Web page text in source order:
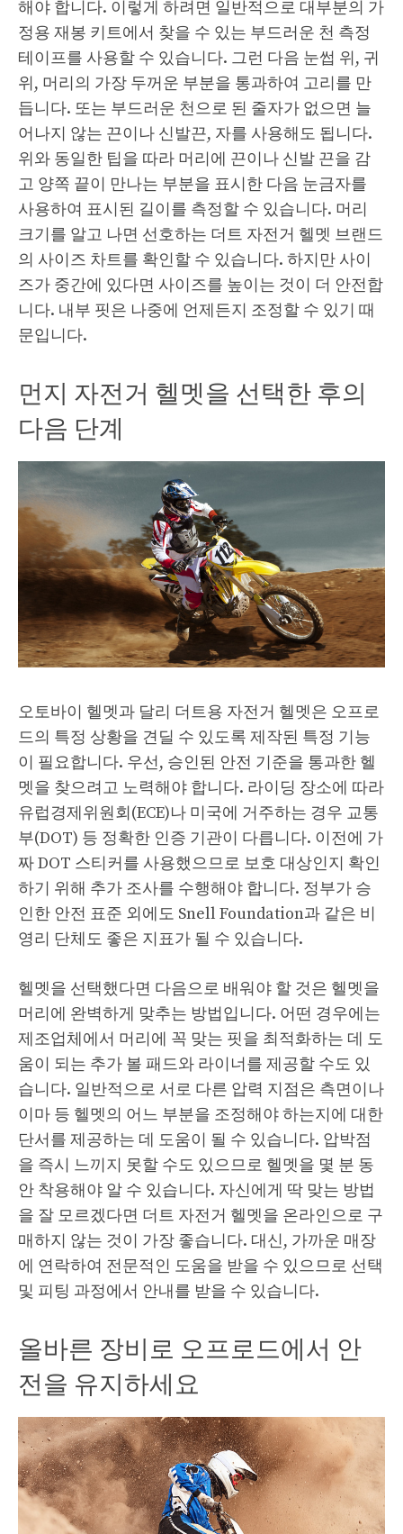
해야 합니다. 이렇게 하려면 일반적으로 대부분의 가
정용 재봉 키트에서 찾을 수 있는 부드러운 천 측정
테이프를 사용할 수 있습니다. 그런 다음 눈썹 위, 귀
위, 머리의 가장 두꺼운 부분을 통과하여 고리를 만
듭니다. 또는 부드러운 천으로 된 줄자가 없으면 늘
어나지 않는 끈이나 신발끈, 자를 사용해도 됩니다.
위와 동일한 팁을 따라 머리에 끈이나 신발 끈을 감
고 양쪽 끝이 만나는 부분을 표시한 다음 눈금자를
사용하여 표시된 길이를 측정할 수 있습니다. 머리
크기를 알고 나면 선호하는 더트 자전거 헬멧 브랜드
의 사이즈 차트를 확인할 수 있습니다. 하지만 사이
즈가 중간에 있다면 사이즈를 높이는 것이 더 안전합
니다. 내부 핏은 나중에 언제든지 조정할 수 있기 때
문입니다.
먼지 자전거 헬멧을 선택한 후의
다음 단계
오토바이 헬멧과 달리 더트용 자전거 헬멧은 오프로
드의 특정 상황을 견딜 수 있도록 제작된 특정 기능
이 필요합니다. 우선, 승인된 안전 기준을 통과한 헬
멧을 찾으려고 노력해야 합니다. 라이딩 장소에 따라
유럽경제위원회(ECE)나 미국에 거주하는 경우 교통
부(DOT) 등 정확한 인증 기관이 다릅니다. 이전에 가
짜 DOT 스티커를 사용했으므로 보호 대상인지 확인
하기 위해 추가 조사를 수행해야 합니다. 정부가 승
인한 안전 표준 외에도 Snell Foundation과 같은 비
영리 단체도 좋은 지표가 될 수 있습니다.
헬멧을 선택했다면 다음으로 배워야 할 것은 헬멧을
머리에 완벽하게 맞추는 방법입니다. 어떤 경우에는
제조업체에서 머리에 꼭 맞는 핏을 최적화하는 데 도
움이 되는 추가 볼 패드와 라이너를 제공할 수도 있
습니다. 일반적으로 서로 다른 압력 지점은 측면이나
이마 등 헬멧의 어느 부분을 조정해야 하는지에 대한
단서를 제공하는 데 도움이 될 수 있습니다. 압박점
을 즉시 느끼지 못할 수도 있으므로 헬멧을 몇 분 동
안 착용해야 알 수 있습니다. 자신에게 딱 맞는 방법
을 잘 모르겠다면 더트 자전거 헬멧을 온라인으로 구
매하지 않는 것이 가장 좋습니다. 대신, 가까운 매장
에 연락하여 전문적인 도움을 받을 수 있으므로 선택
및 피팅 과정에서 안내를 받을 수 있습니다.
올바른 장비로 오프로드에서 안
전을 유지하세요